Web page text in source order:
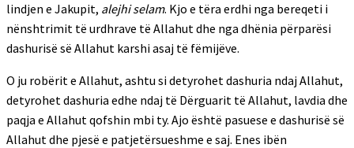
lindjen e Jakupit, alejhi selam. Kjo e tëra erdhi nga bereqeti i
nënshtrimit të urdhrave të Allahut dhe nga dhënia përparësi
dashurisë së Allahut karshi asaj të fëmijëve.
O ju robërit e Allahut, ashtu si detyrohet dashuria ndaj Allahut,
detyrohet dashuria edhe ndaj të Dërguarit të Allahut, lavdia dhe
paqja e Allahut qofshin mbi ty. Ajo është pasuese e dashurisë së
Allahut dhe pjesë e patjetërsueshme e saj. Enes ibën